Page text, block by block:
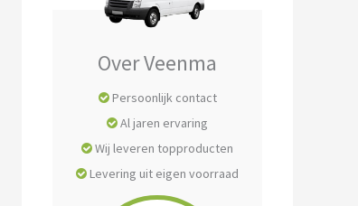
Over Veenma
Persoonlijk contact
Al jaren ervaring
Wij leveren topproducten
Levering uit eigen voorraad